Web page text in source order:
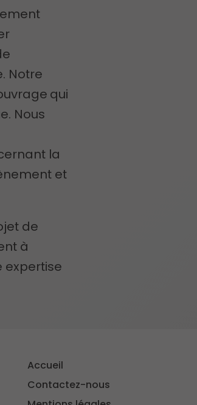
Notre
qui
Nous
la
et
de
à
expertise
Accueil
Contactez-nous